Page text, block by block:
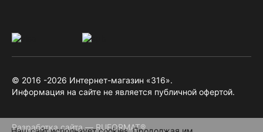
© 2016 -2026 Интернет-магазин «316».
Информация на сайте не является публичной офертой.
Разработка сайта — RUFORMAT®